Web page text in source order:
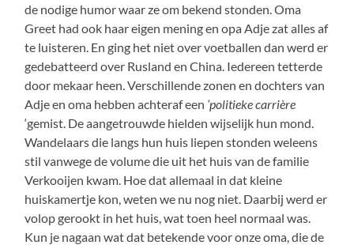
de nodige humor waar ze om bekend stonden. Oma
Greet had ook haar eigen mening en opa Adje zat alles af
te luisteren. En ging het niet over voetballen dan werd er
gedebatteerd over Rusland en China. Iedereen tetterde
door mekaar heen. Verschillende zonen en dochters van
Adje en oma hebben achteraf een ‘politieke carrière
‘gemist. De aangetrouwde hielden wijselijk hun mond.
Wandelaars die langs hun huis liepen stonden weleens
stil vanwege de volume die uit het huis van de familie
Verkooijen kwam. Hoe dat allemaal in dat kleine
huiskamertje kon, weten we nu nog niet. Daarbij werd er
volop gerookt in het huis, wat toen heel normaal was.
Kun je nagaan wat dat betekende voor onze oma, die de